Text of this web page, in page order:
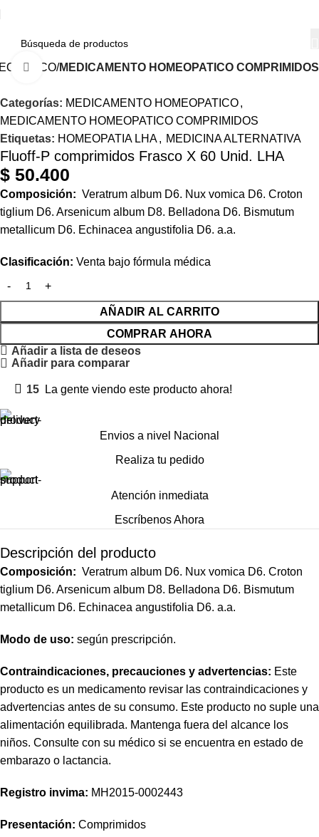
MEDICAMENTO HOMEOPATICO COMPRIMIDOS
Haga Click para agrandar
Categorías: MEDICAMENTO HOMEOPATICO,
MEDICAMENTO HOMEOPATICO COMPRIMIDOS
Etiquetas: HOMEOPATIA LHA, MEDICINA ALTERNATIVA
Fluoff-P comprimidos Frasco X 60 Unid. LHA
$ 50.400
Composición: Veratrum album D6. Nux vomica D6. Croton
tiglium D6. Arsenicum album D8. Belladona D6. Bismutum
metallicum D6. Echinacea angustifolia D6. a.a.
Clasificación: Venta bajo fórmula médica
AÑADIR AL CARRITO
COMPRAR AHORA
Añadir a lista de deseos
Añadir para comparar
15 La gente viendo este producto ahora!
Envios a nivel Nacional
Realiza tu pedido
Atención inmediata
Escríbenos Ahora
Descripción del producto
Composición: Veratrum album D6. Nux vomica D6. Croton
tiglium D6. Arsenicum album D8. Belladona D6. Bismutum
metallicum D6. Echinacea angustifolia D6. a.a.
Modo de uso: según prescripción.
Contraindicaciones, precauciones y advertencias: Este
producto es un medicamento revisar las contraindicaciones y
advertencias antes de su consumo. Este producto no suple una
alimentación equilibrada. Mantenga fuera del alcance los
niños. Consulte con su médico si se encuentra en estado de
embarazo o lactancia.
Registro invima: MH2015-0002443
Presentación: Comprimidos